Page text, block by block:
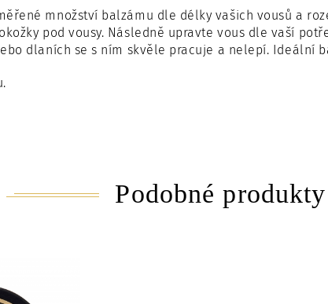
množství balzámu dle délky vašich vousů a
pod vousy. Následně upravte vous dle vaší
dlaních se s ním skvěle pracuje a nelepí. Ideální
Podobné produkty